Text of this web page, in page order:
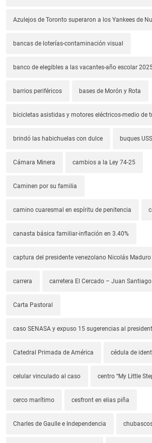
Azulejos de Toronto superaron a los Yankees de
bancas de loterías-contaminación visual
banco de elegibles a las vacantes-año escolar
barrios periféricos bases de Morón y Rota
bicicletas asistidas y motores eléctricos-medio de
brindó las habichuelas con dulce buques
Cámara Minera cambios a la Ley 74-25
Caminen por su familia
camino cuaresmal en espíritu de penitencia
canasta básica familiar-inflación en 3.40%
captura del presidente venezolano Nicolás Maduro
carrera carretera El Cercado – Juan
Carta Pastoral
caso SENASA y expuso 15 sugerencias al
Catedral Primada de América cédula de
celular vinculado al caso centro “My Little
cerco marítimo cesfront en elias piña
Charles de Gaulle e Independencia